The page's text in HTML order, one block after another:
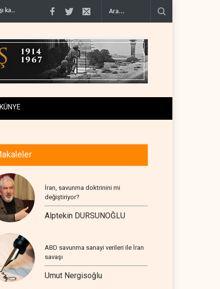
İsrail güçleri Lübnan ordusunu hedef aldı.. Foreign Affairs:
KÜNYE
İran, savunma doktrinini mi
değiştiriyor?
Alptekin DURSUNOĞLU
ABD savunma sanayi verileri ile İran
savaşı
Umut Nergisoğlu